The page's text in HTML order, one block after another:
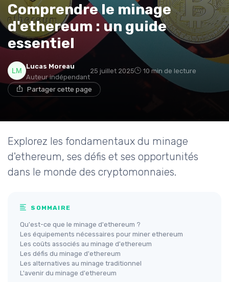
Comprendre le minage
d'ethereum : un guide
essentiel
Lucas Moreau
Auteur indépendant
25 juillet 2025 10 min de lecture
Partager cette page
Explorez les fondamentaux du minage
d'ethereum, ses défis et ses opportunités
dans le monde des cryptomonnaies.
SOMMAIRE
Qu'est-ce que le minage d'ethereum ?
Les équipements nécessaires pour miner ethereum
Les coûts associés au minage d'ethereum
Les défis du minage d'ethereum
Les alternatives au minage traditionnel
L'avenir du minage d'ethereum